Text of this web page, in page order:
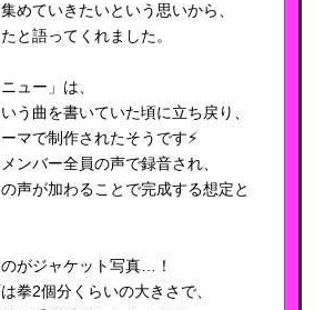
めていきたいという思いから、
と語ってくれました。
ュー」は、
う曲を書いていた頃に立ち戻り、
マで制作されたそうです⚡️
ンバー全員の声で録音され、
声が加わることで完成する想定と
がジャケット写真…！
拳2個分くらいの大きさで、